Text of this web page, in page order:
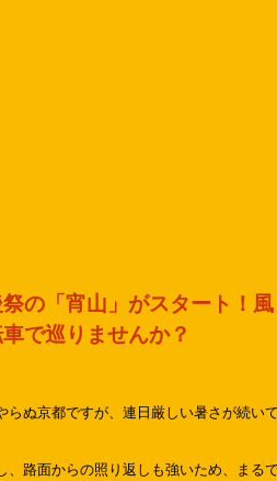
祭の「宵山」がスタート！風
で巡りませんか？
らぬ京都ですが、連日厳しい暑さが続い
、路面からの照り返しも強いため、まる